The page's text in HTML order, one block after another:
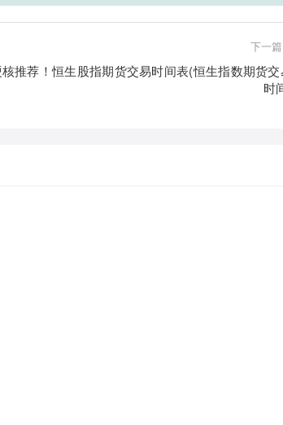
下一篇
推荐！恒生股指期货交易时间表(恒生指数期货
时